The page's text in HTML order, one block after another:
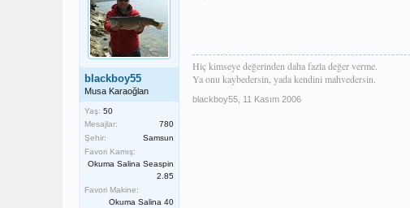
blackboy55
Musa Karaoğlan
Yaş: 50
Mesajlar:
780
Şehir:
Samsun
Favori Kamış:
Okuma Salina Seaspin
2.85
Favori Makine:
Okuma Salina 40
Hiç kimseye değerinden daha fazla değer verme.
Ya onu kaybedersin, yada kendini mahvedersin.
blackboy55 11 Kasım 2006